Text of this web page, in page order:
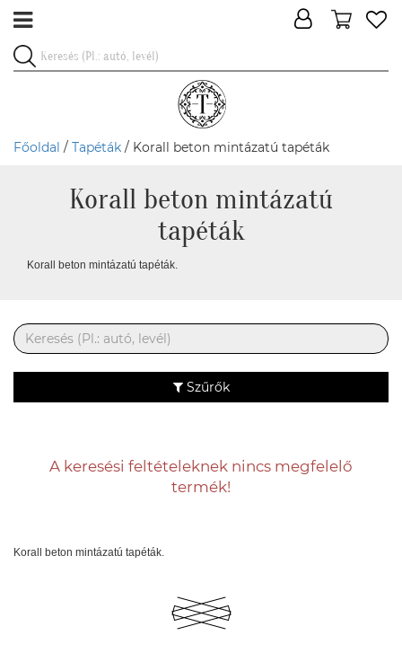
Főoldal / Tapéták / Korall beton mintázatú tapéták
Korall beton mintázatú
tapéták
Korall beton mintázatú tapéták.
Szűrők
A keresési feltételeknek nincs megfelelő
termék!
Korall beton mintázatú tapéták.